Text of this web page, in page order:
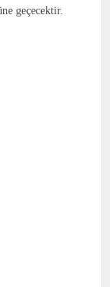
geçecektir.